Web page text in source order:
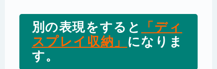
別の表現をすると
「ディ
スプレイ収納」 になりま
す。